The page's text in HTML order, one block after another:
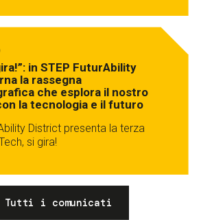
in STEP FuturAbility
la rassegna
che esplora il nostro
la tecnologia e il futuro
District presenta la terza
si gira!
Tutti i comunicati